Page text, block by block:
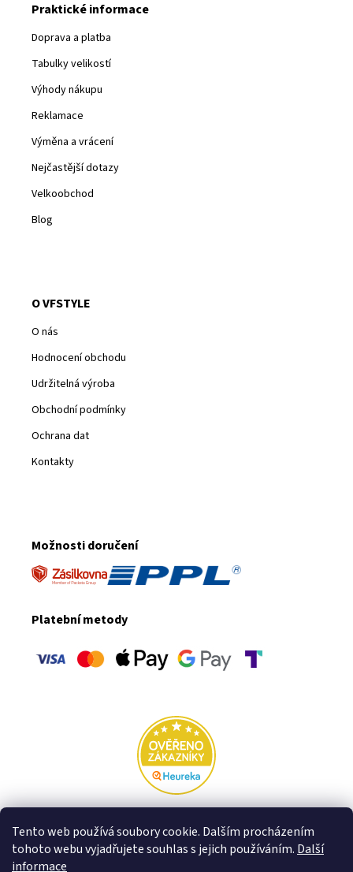
Tento web používá soubory cookie. Dalším procházením
tohoto webu vyjadřujete souhlas s jejich používáním. Další
informace
Praktické informace
Doprava a platba
Tabulky velikostí
Výhody nákupu
Reklamace
Výměna a vrácení
Nejčastější dotazy
Velkoobchod
Blog
O VFSTYLE
O nás
Hodnocení obchodu
Udržitelná výroba
Obchodní podmínky
Ochrana dat
Kontakty
Možnosti doručení
Platební metody
Rodinná firma VFstyle za hranicemi:
Slovensko